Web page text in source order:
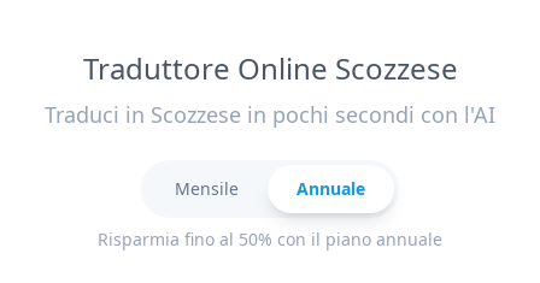
Traduttore Online Scozzese
Traduci in Scozzese in pochi secondi con l'AI
Mensile Annuale
Risparmia fino al 50% con il piano annuale